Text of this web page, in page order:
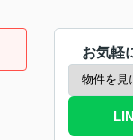
お気軽